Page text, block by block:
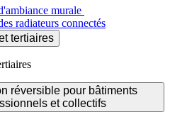
murale
radiateurs connectés
tertiaires
réversible pour bâtiments
et collectifs